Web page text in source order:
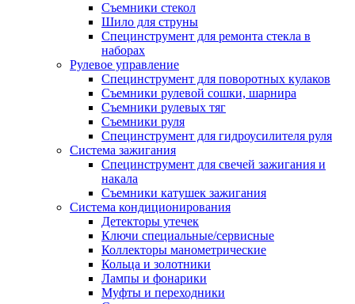
Съемники стекол
Шило для струны
Специнструмент для ремонта стекла в
наборах
Рулевое управление
Специнструмент для поворотных кулаков
Съемники рулевой сошки, шарнира
Съемники рулевых тяг
Съемники руля
Специнструмент для гидроусилителя руля
Система зажигания
Специнструмент для свечей зажигания и
накала
Съемники катушек зажигания
Система кондиционирования
Детекторы утечек
Ключи специальные/сервисные
Коллекторы манометрические
Кольца и золотники
Лампы и фонарики
Муфты и переходники